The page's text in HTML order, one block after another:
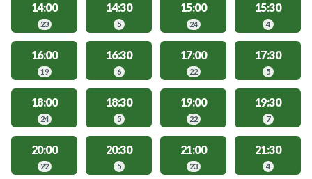
14:00
23
14:30
5
15:00
24
15:30
4
16:00
19
16:30
6
17:00
22
17:30
5
18:00
24
18:30
5
19:00
22
19:30
7
20:00
22
20:30
5
21:00
23
21:30
4